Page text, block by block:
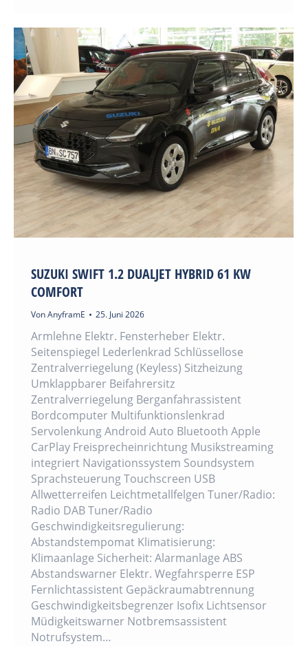
SUZUKI SWIFT 1.2 DUALJET HYBRID 61 KW
COMFORT
VonAnyframE 25. Juni 2026
Armlehne Elektr. Fensterheber Elektr.
Seitenspiegel Lederlenkrad Schlüssellose
Zentralverriegelung (Keyless) Sitzheizung
Umklappbarer Beifahrersitz
Zentralverriegelung Berganfahrassistent
Bordcomputer Multifunktionslenkrad
Servolenkung Android Auto Bluetooth Apple
CarPlay Freisprecheinrichtung Musikstreaming
integriert Navigationssystem Soundsystem
Sprachsteuerung Touchscreen USB
Allwetterreifen Leichtmetallfelgen Tuner/Radio:
Radio DAB Tuner/Radio
Geschwindigkeitsregulierung:
Abstandstempomat Klimatisierung:
Klimaanlage Sicherheit: Alarmanlage ABS
Abstandswarner Elektr. Wegfahrsperre ESP
Fernlichtassistent Gepäckraumabtrennung
Geschwindigkeitsbegrenzer Isofix Lichtsensor
Müdigkeitswarner Notbremsassistent
Notrufsystem…